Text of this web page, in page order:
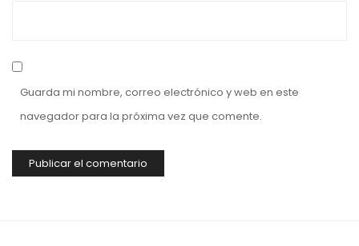
Guarda mi nombre, correo electrónico y web en este
navegador para la próxima vez que comente.